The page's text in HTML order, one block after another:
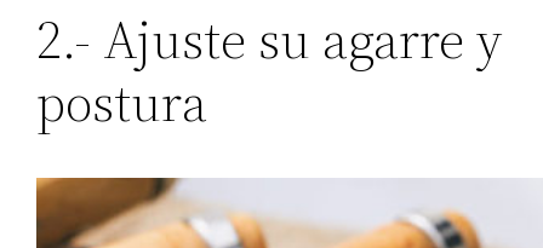
2.- Ajuste su agarre y
postura